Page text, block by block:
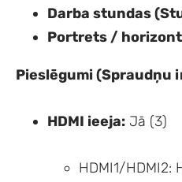
Darba stundas
Portrets /
Pieslēgumi (Spraudņu
HDMI ieeja: Jā (3)
HDMI1/HDMI2: